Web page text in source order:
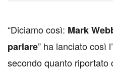
“Diciamo così: Mark
parlare” ha lanciato così
secondo quanto riportato